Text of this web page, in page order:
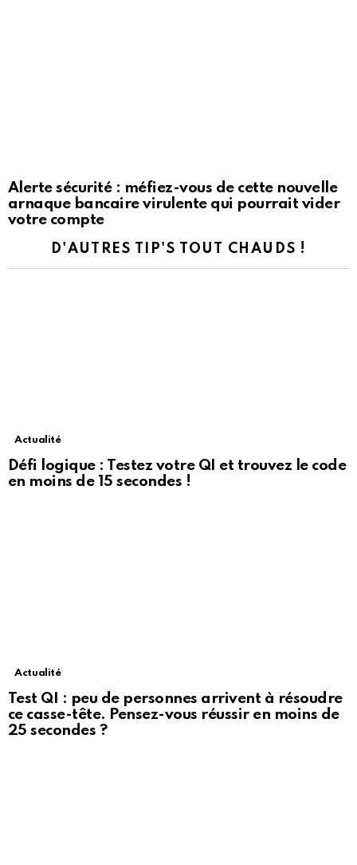
Alerte sécurité : méfiez-vous de cette nouvelle
arnaque bancaire virulente qui pourrait vider
votre compte
D'AUTRES TIP'S TOUT CHAUDS !
Actualité
Défi logique : Testez votre QI et trouvez le code
en moins de 15 secondes !
Actualité
Test QI : peu de personnes arrivent à résoudre
ce casse-tête. Pensez-vous réussir en moins de
25 secondes ?